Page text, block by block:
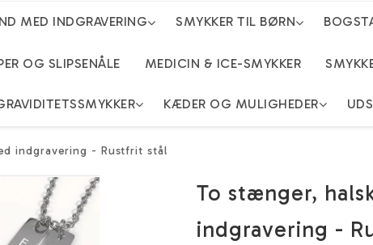
MED INDGRAVERING SMYKKER TIL BØRN
OG SLIPSENÅLE MEDICIN & ICE-SMYKKER
KÆDER OG MULIGHEDER
indgravering - Rustfrit stål
To stænger,
indgravering -